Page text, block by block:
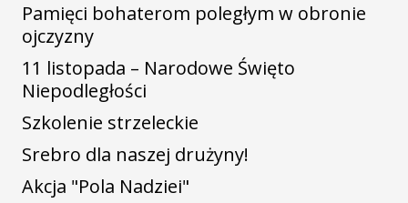
Pamięci bohaterom poległym w obronie
ojczyzny
11 listopada – Narodowe Święto
Niepodległości
Szkolenie strzeleckie
Srebro dla naszej drużyny!
Akcja "Pola Nadziei"